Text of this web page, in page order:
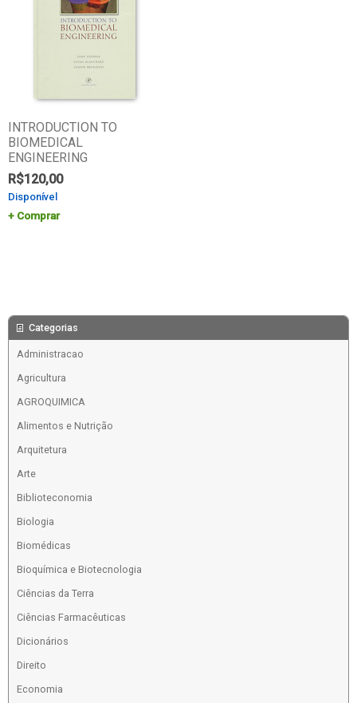
INTRODUCTION TO
BIOMEDICAL
ENGINEERING
R$120,00
Disponível
Comprar
Categorias
Administracao
Agricultura
AGROQUIMICA
Alimentos e Nutrição
Arquitetura
Arte
Biblioteconomia
Biologia
Biomédicas
Bioquímica e Biotecnologia
Ciências da Terra
Ciências Farmacêuticas
Dicionários
Direito
Economia